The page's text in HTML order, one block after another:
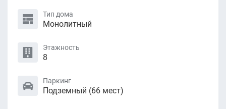
Тип дома
Монолитный
Этажность
8
Паркинг
Подземный (66 мест)